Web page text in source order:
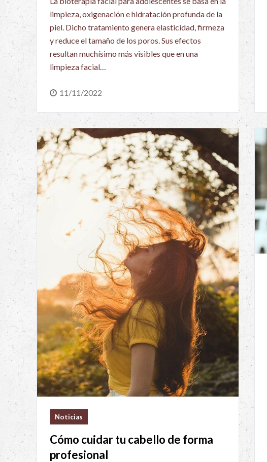
limpieza, oxigenación e hidratación profunda de la
piel. Dicho tratamiento genera elasticidad, firmeza
y reduce el tamaño de los poros. Sus efectos
resultan muchísimo más visibles que en una
limpieza facial…
11/11/2022
Noticias
Cómo cuidar tu cabello de forma
profesional